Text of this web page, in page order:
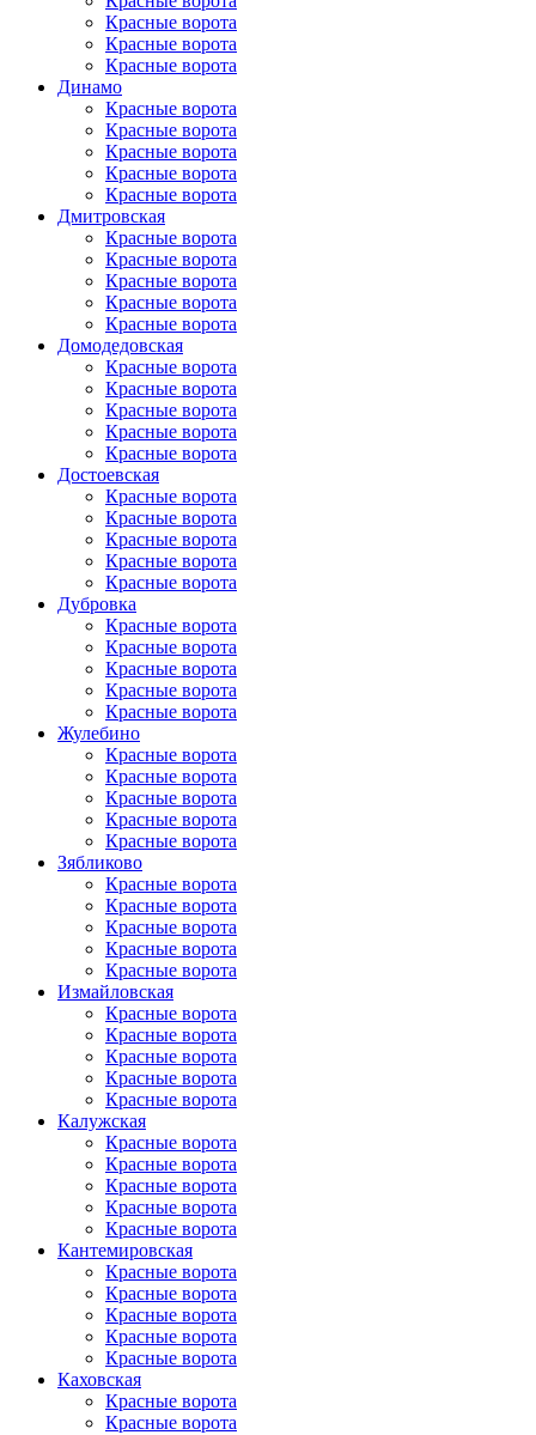
Красные ворота
Красные ворота
Красные ворота
Динамо
Красные ворота
Красные ворота
Красные ворота
Красные ворота
Красные ворота
Дмитровская
Красные ворота
Красные ворота
Красные ворота
Красные ворота
Красные ворота
Домоде­довская
Красные ворота
Красные ворота
Красные ворота
Красные ворота
Красные ворота
Достоевская
Красные ворота
Красные ворота
Красные ворота
Красные ворота
Красные ворота
Дубровка
Красные ворота
Красные ворота
Красные ворота
Красные ворота
Красные ворота
Жулебино
Красные ворота
Красные ворота
Красные ворота
Красные ворота
Красные ворота
Зябликово
Красные ворота
Красные ворота
Красные ворота
Красные ворота
Красные ворота
Измайловская
Красные ворота
Красные ворота
Красные ворота
Красные ворота
Красные ворота
Калужская
Красные ворота
Красные ворота
Красные ворота
Красные ворота
Красные ворота
Кантеми­ровская
Красные ворота
Красные ворота
Красные ворота
Красные ворота
Красные ворота
Каховская
Красные ворота
Красные ворота